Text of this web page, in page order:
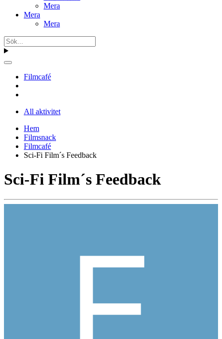
Mera
Mera
Mera
Filmcafé
All aktivitet
Hem
Filmsnack
Filmcafé
Sci-Fi Film´s Feedback
Sci-Fi Film´s Feedback